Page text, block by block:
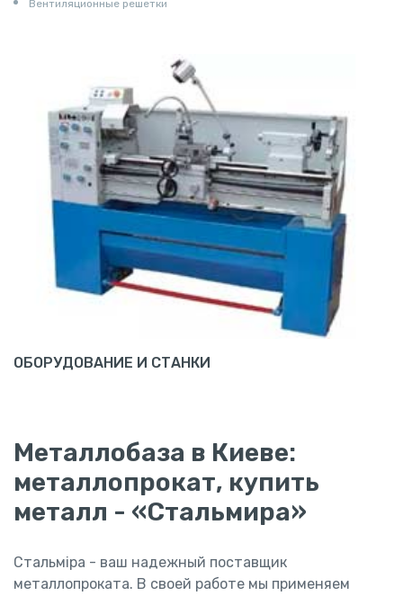
Вентиляционные решетки
ОБОРУДОВАНИЕ И СТАНКИ
Металлобаза в Киеве:
металлопрокат, купить
металл - «Стальмира»
Стальміра - ваш надежный поставщик
металлопроката. В своей работе мы применяем